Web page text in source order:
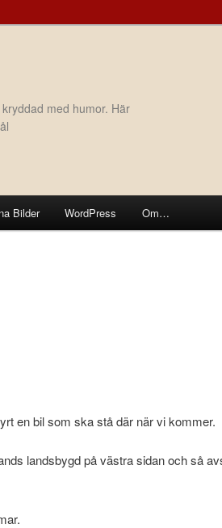
med humor. Här
Bilder WordPress Om…
en bil som ska stå där när vi kommer.
landsbygd på västra sidan och så